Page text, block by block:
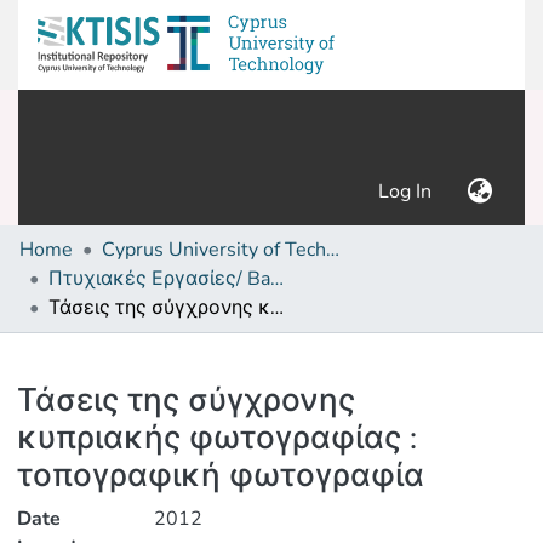
Log In (current)
Home
Cyprus University of Technology (Research Output)
Πτυχιακές Εργασίες/ Bachelor's Degree Theses
Τάσεις της σύγχρονης κυπριακής φωτογραφίας : τοπογραφική φωτογραφία
Τάσεις της σύγχρονης
κυπριακής φωτογραφίας :
τοπογραφική φωτογραφία
Date
2012